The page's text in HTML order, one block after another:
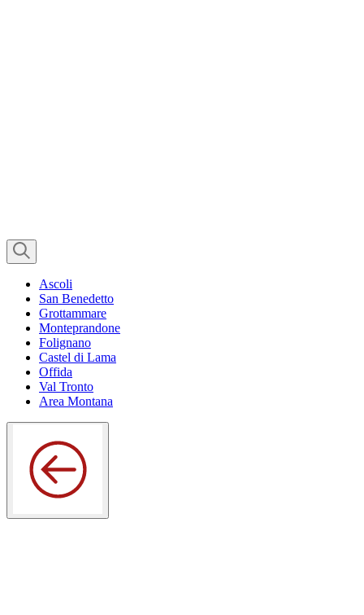
Ascoli
San Benedetto
Grottammare
Monteprandone
Folignano
Castel di Lama
Offida
Val Tronto
Area Montana